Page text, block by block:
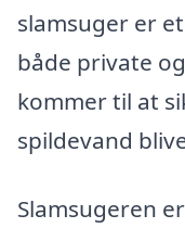
slamsuger er
både private
kommer til at
spildevand
Slamsugeren